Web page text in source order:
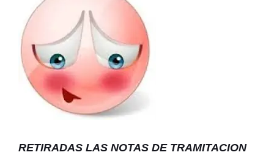
RETIRADAS LAS NOTAS DE TRAMITACION